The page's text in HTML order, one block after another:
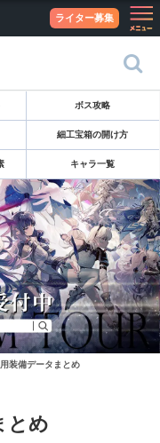
ライター募集
ボス攻略
細工宝箱の開け方
キャラ一覧
装備データまとめ
とめ